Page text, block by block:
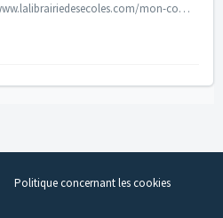
Rendez-vous sur http://www.lalibrairiedesecoles.com/mon-compte/, cliquez sur Mot de passe perdu ? 2. Saisissez votre identifiant ou votre adres...
Politique concernant les cookies